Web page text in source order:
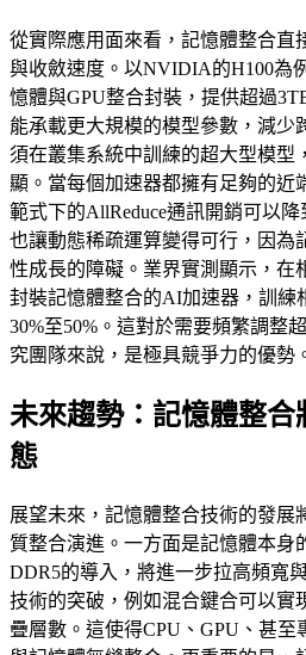
從實際應用面來看，記憶體整合直
與收斂速度。以NVIDIA的H100為
憶體與GPU整合封裝，提供超過
能承載更大規模的模型參數，減少
須在叢集系統中訓練的超大型模型
顯。當每個加速器都擁有足夠的近
範式下的AllReduce通訊開銷可以
也讓動態稀疏運算變得可行，因為
性成長的障礙。業界實測顯示，在
封裝記憶體整合的AI加速器，訓練
30%至50%。這對於需要頻繁調整
究團隊來說，是極具競爭力的優勢
未來趨勢：記憶體整
態
展望未來，記憶體整合技術的發展
質整合演進。一方面是記憶體本身
DDR5的導入，將進一步拉高頻寬
技術的突破，例如混合鍵合可以實
疊層數。這使得CPU、GPU、甚